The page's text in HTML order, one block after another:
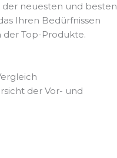
der neuesten und besten
Ihren Bedürfnissen
der Top-Produkte.
der Vor- und